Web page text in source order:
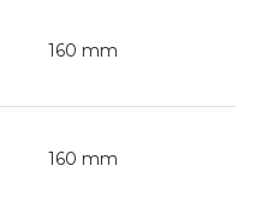
160 mm
160 mm